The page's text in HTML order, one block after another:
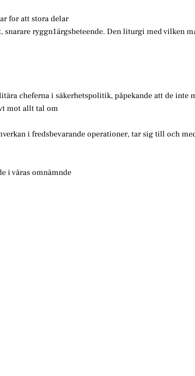
for att stora delar
ryggn1ärgsbeteende. Den liturgi med vilken
cheferna i säkerhetspolitik, påpekande att de inte
mot allt tal om
i fredsbevarande operationer, tar sig till och
i våras omnämnde